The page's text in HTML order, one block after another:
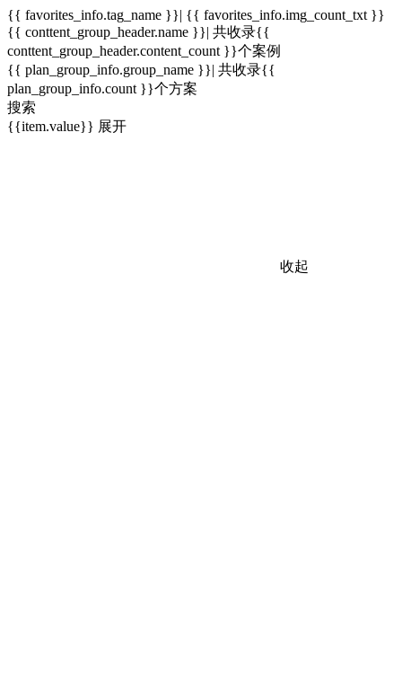
{{ favorites_info.tag_name }}| {{ favorites_info.img_count_txt }}
{{ conttent_group_header.name }}| 共收录{{
conttent_group_header.content_count }}个案例
{{ plan_group_info.group_name }}| 共收录{{
plan_group_info.count }}个方案
搜索
{{item.value}} 展开
收起